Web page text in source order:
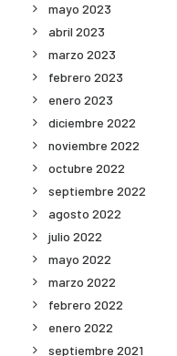
mayo 2023
abril 2023
marzo 2023
febrero 2023
enero 2023
diciembre 2022
noviembre 2022
octubre 2022
septiembre 2022
agosto 2022
julio 2022
mayo 2022
marzo 2022
febrero 2022
enero 2022
septiembre 2021